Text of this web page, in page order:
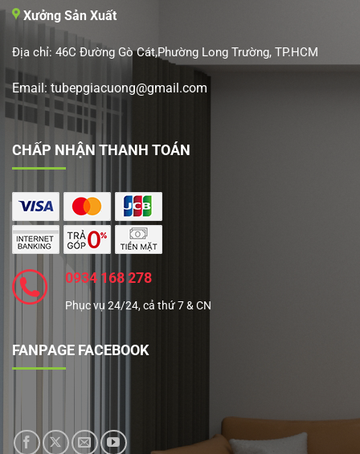
Xưởng Sản Xuất
Địa chỉ: 46C Đường Gò Cát,Phường Long Trường, TP.HCM
Email: tubepgiacuong@gmail.com
CHẤP NHẬN THANH TOÁN
0934 168 278
Phục vụ 24/24, cả thứ 7 & CN
FANPAGE FACEBOOK